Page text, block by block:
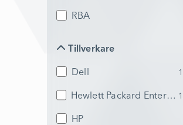
RBA
Tillverkare
Tillverkare
Dell
Hewlett Packard
HP